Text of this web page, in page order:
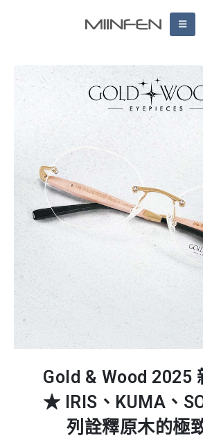
Gold & Wood 2025
★ IRIS、KUMA、
列詮釋原木的極